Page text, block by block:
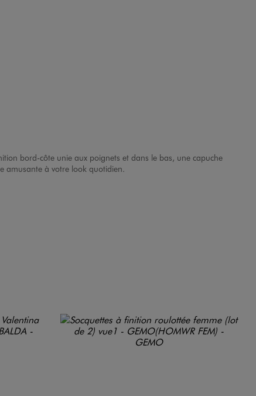
bord-côte unie aux poignets et dans le bas, une capuche
amusante à votre look quotidien.